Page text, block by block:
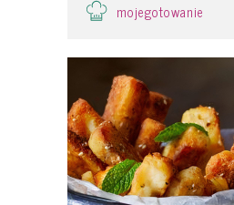
mojegotowanie